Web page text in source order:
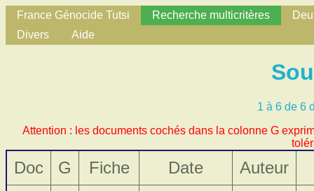
France Génocide Tutsi Recherche multicritères
Divers
Aide
1 à 6 de 6
Attention : les documents cochés dans la colonne G
Doc G Fiche Date Auteur